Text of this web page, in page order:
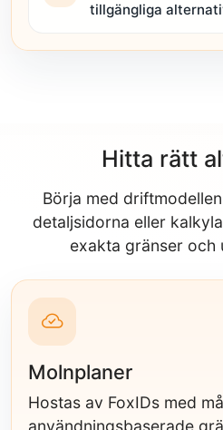
tillgängliga
Hitta rätt
Börja med
detaljsidorna eller
exakta gränser och
Molnplaner
Hostas av FoxIDs med
användningsbaserade